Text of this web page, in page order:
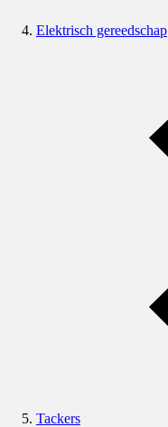
Elektrisch gereedschap
Tackers